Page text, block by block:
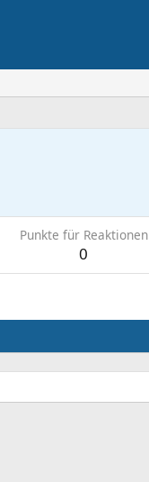
Punkte für Reaktionen
0